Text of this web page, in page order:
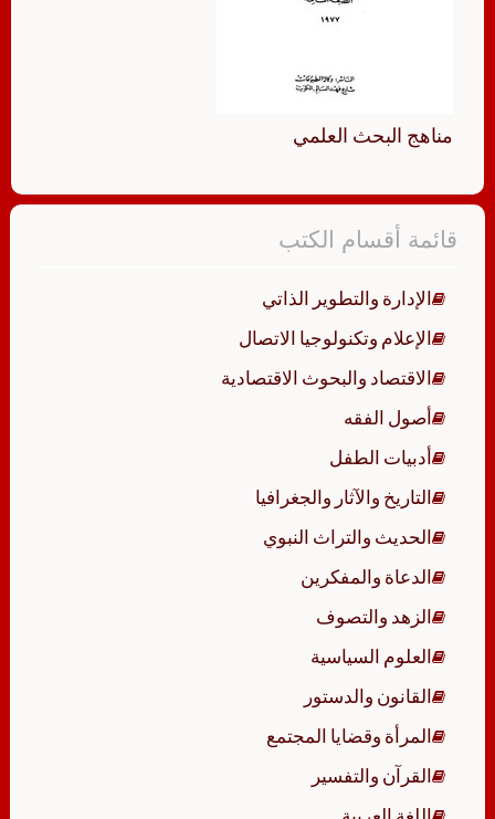
مناهج البحث العلمي
قائمة أقسام الكتب
الإدارة والتطوير الذاتي
الإعلام وتكنولوجيا الاتصال
الاقتصاد والبحوث الاقتصادية
أصول الفقه
أدبيات الطفل
التاريخ والآثار والجغرافيا
الحديث والتراث النبوي
الدعاة والمفكرين
الزهد والتصوف
العلوم السياسية
القانون والدستور
المرأة وقضايا المجتمع
القرآن والتفسير